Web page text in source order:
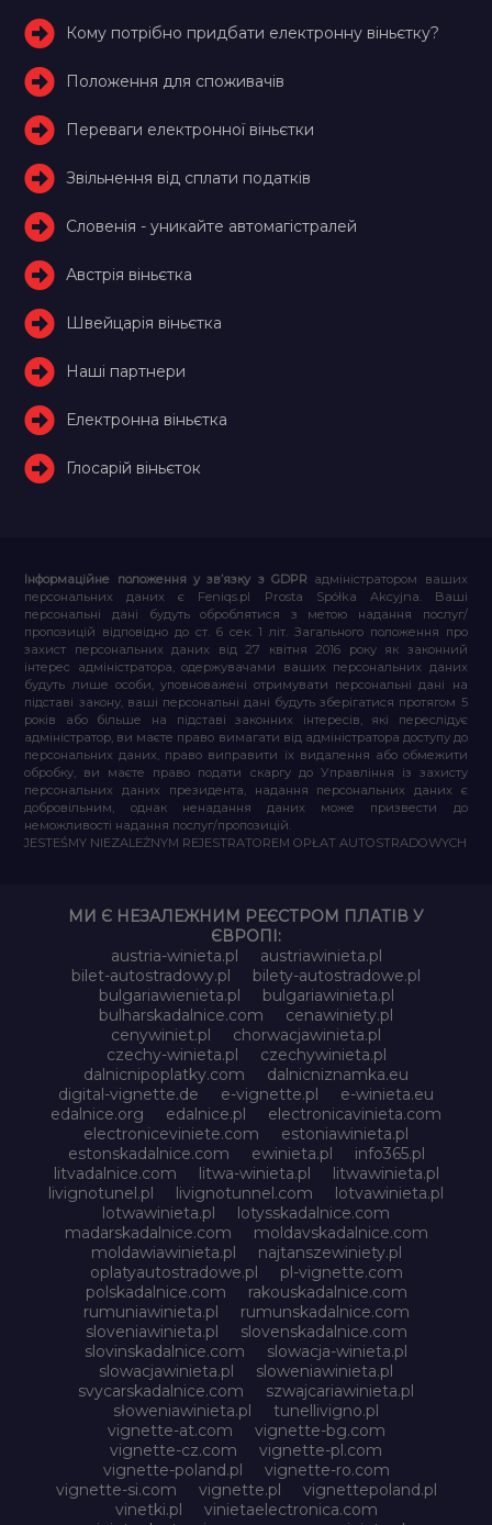
Кому потрібно придбати електронну віньєтку?
Положення для споживачів
Переваги електронної віньєтки
Звільнення від сплати податків
Словенія - уникайте автомагістралей
Австрія віньєтка
Швейцарія віньєтка
Наші партнери
Електронна віньєтка
Глосарій віньєток
Інформаційне положення у зв’язку з GDPR адміністратором ваших
персональних даних є Feniqs.pl Prosta Spółka Akcyjna. Ваші
персональні дані будуть оброблятися з метою надання послуг/
пропозицій відповідно до ст. 6 сек. 1 літ. Загального положення про
захист персональних даних від 27 квітня 2016 року як законний
інтерес адміністратора, одержувачами ваших персональних даних
будуть лише особи, уповноважені отримувати персональні дані на
підставі закону, ваші персональні дані будуть зберігатися протягом 5
років або більше на підставі законних інтересів, які переслідує
адміністратор, ви маєте право вимагати від адміністратора доступу до
персональних даних, право виправити їх видалення або обмежити
обробку, ви маєте право подати скаргу до Управління із захисту
персональних даних президента, надання персональних даних є
добровільним, однак ненадання даних може призвести до
неможливості надання послуг/пропозицій.
JESTEŚMY NIEZALEŻNYM REJESTRATOREM OPŁAT AUTOSTRADOWYCH
МИ Є НЕЗАЛЕЖНИМ РЕЄСТРОМ ПЛАТІВ У
ЄВРОПІ:
austria-winieta.pl
austriawinieta.pl
bilet-autostradowy.pl
bilety-autostradowe.pl
bulgariawienieta.pl
bulgariawinieta.pl
bulharskadalnice.com
cenawiniety.pl
cenywiniet.pl
chorwacjawinieta.pl
czechy-winieta.pl
czechywinieta.pl
dalnicnipoplatky.com
dalnicniznamka.eu
digital-vignette.de
e-vignette.pl
e-winieta.eu
edalnice.org
edalnice.pl
electronicavinieta.com
electroniceviniete.com
estoniawinieta.pl
estonskadalnice.com
ewinieta.pl
info365.pl
litvadalnice.com
litwa-winieta.pl
litwawinieta.pl
livignotunel.pl
livignotunnel.com
lotvawinieta.pl
lotwawinieta.pl
lotysskadalnice.com
madarskadalnice.com
moldavskadalnice.com
moldawiawinieta.pl
najtanszewiniety.pl
oplatyautostradowe.pl
pl-vignette.com
polskadalnice.com
rakouskadalnice.com
rumuniawinieta.pl
rumunskadalnice.com
sloveniawinieta.pl
slovenskadalnice.com
slovinskadalnice.com
slowacja-winieta.pl
slowacjawinieta.pl
sloweniawinieta.pl
svycarskadalnice.com
szwajcariawinieta.pl
słoweniawinieta.pl
tunellivigno.pl
vignette-at.com
vignette-bg.com
vignette-cz.com
vignette-pl.com
vignette-poland.pl
vignette-ro.com
vignette-si.com
vignette.pl
vignettepoland.pl
vinetki.pl
vinietaelectronica.com